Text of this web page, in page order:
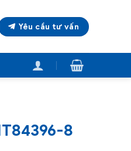
Yêu cầu tư vấn
8